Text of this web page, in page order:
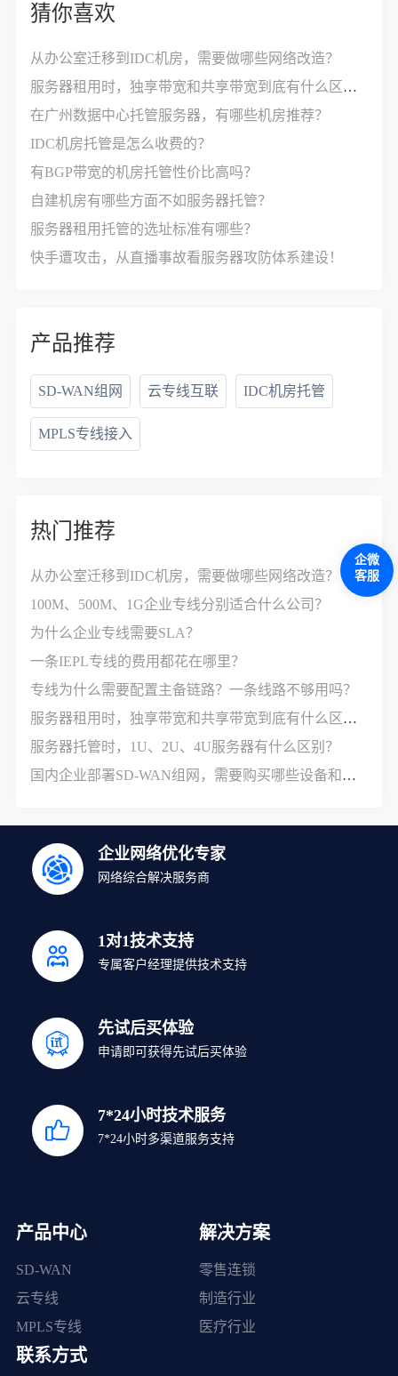
猜你喜欢
从办公室迁移到IDC机房，需要做哪些网络改造？
服务器租用时，独享带宽和共享带宽到底有什么区别？
在广州数据中心托管服务器，有哪些机房推荐？
IDC机房托管是怎么收费的？
有BGP带宽的机房托管性价比高吗？
自建机房有哪些方面不如服务器托管？
服务器租用托管的选址标准有哪些？
快手遭攻击，从直播事故看服务器攻防体系建设！
产品推荐
SD-WAN组网 云专线互联 IDC机房托管
MPLS专线接入
热门推荐
从办公室迁移到IDC机房，需要做哪些网络改造？
100M、500M、1G企业专线分别适合什么公司？
为什么企业专线需要SLA？
一条IEPL专线的费用都花在哪里？
专线为什么需要配置主备链路？一条线路不够用吗？
服务器租用时，独享带宽和共享带宽到底有什么区别？
服务器托管时，1U、2U、4U服务器有什么区别？
国内企业部署SD-WAN组网，需要购买哪些设备和服务？
企业网络优化专家
网络综合解决服务商
1对1技术支持
专属客户经理提供技术支持
先试后买体验
申请即可获得先试后买体验
7*24小时技术服务
7*24小时多渠道服务支持
产品中心
SD-WAN
云专线
MPLS专线
解决方案
零售连锁
制造行业
医疗行业
联系方式
企微
客服